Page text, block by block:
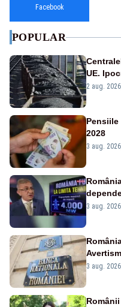
Facebook
POPULAR
UE.
după
2 aug.
2028
3 aug.
alarmă
3 aug.
pentru
3 aug.